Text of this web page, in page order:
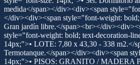
medida</span></div><div><span
</div><div><span style="font-weight:
Gran jardín libre.</span><br></
style="font-weight: bold; text-decoration-
14px;">• LOTE: 7,80 x 43,30 - 338
Termotanque.</span></div><div><span
14px;">• PISOS: GRANITO / MADERA